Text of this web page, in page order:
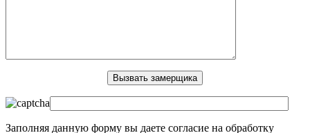
Заполняя данную форму вы даете согласие на обработку